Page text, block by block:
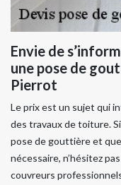
Envie de
une pose de
Pierrot
Le prix est un sujet qui
des travaux de toiture.
pose de gouttière et
nécessaire, n’hésitez
couvreurs